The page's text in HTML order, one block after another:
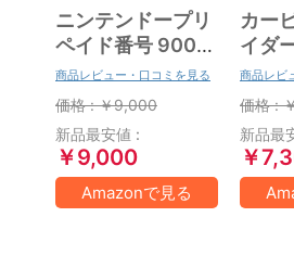
ニンテンドープリ
ペイド番号 9000
円|オンラインコー
ド版
商品レビュー・口コミを見る
価格 : ￥9,000
新品最安値 :
￥9,000
Amazonで見る
カー
イダ
商品レビ
価格 :
新品最
￥